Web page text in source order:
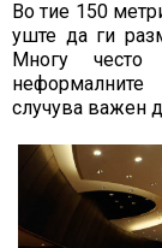
Во тие 150
уште да ги
Многу
случува важен